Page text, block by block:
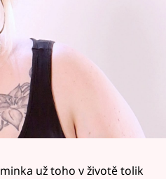
už toho v životě tolik